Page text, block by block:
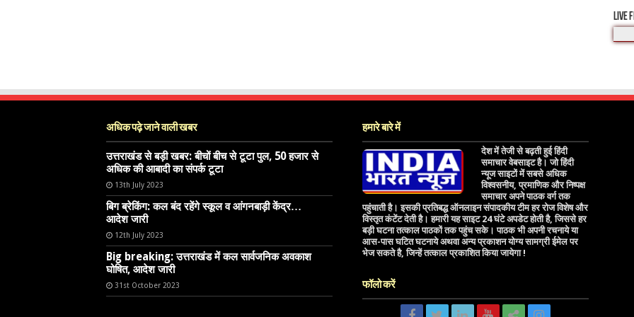
LIVE
अधिक पढ़े जाने वाली खबर
उत्तराखंड से बड़ी खबर: बीचों बीच से टूटा पुल, 50 हजार से
अधिक की आबादी का संपर्क टूटा
13th July 2023
बिग ब्रेकिंग: कल बंद रहेंगे स्कूल व आंगनबाड़ी केंद्र…
आदेश जारी
12th July 2023
Big breaking: उत्तराखंड में कल सार्वजनिक अवकाश
घोषित, आदेश जारी
31st October 2023
हमारे बारे में
देश में तेजी से बढ़ती हुई हिंदी
समाचार वेबसाइट है। जो हिंदी
न्यूज साइटों में सबसे अधिक
विश्वसनीय, प्रमाणिक और निष्पक्ष
समाचार अपने पाठक वर्ग तक
पहुंचाती है। इसकी प्रतिबद्ध ऑनलाइन संपादकीय टीम हर रोज विशेष और
विस्तृत कंटेंट देती है। हमारी यह साइट 24 घंटे अपडेट होती है, जिससे हर
बड़ी घटना तत्काल पाठकों तक पहुंच सके। पाठक भी अपनी रचनाये या
आस-पास घटित घटनाये अथवा अन्य प्रकाशन योग्य सामग्री ईमेल पर
भेज सकते है, जिन्हें तत्काल प्रकाशित किया जायेगा !
फॉलो करें